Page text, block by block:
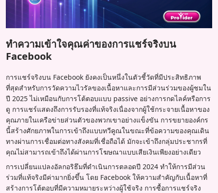
ทำความเข้าใจคุณค่าของการแชร์จริงบน
Facebook
การแชร์จริงบน Facebook ยังคงเป็นหนึ่งในตัวชี้วัดที่มีประสิทธิภาพ
ที่สุดสำหรับการวัดความไวรัลของเนื้อหาและการมีส่วนร่วมของผู้ชมใน
ปี 2025 ไม่เหมือนกับการโต้ตอบแบบ passive อย่างการกดไลค์หรือการ
ดู การแชร์แสดงถึงการรับรองที่แท้จริงเนื่องจากผู้ใช้กระจายเนื้อหาของ
คุณภายในเครือข่ายส่วนตัวของพวกเขาอย่างแข็งขัน การขยายองค์กร
นี้สร้างศักยภาพในการเข้าถึงแบบทวีคูณในขณะที่ข้อความของคุณเดิน
ทางผ่านการเชื่อมต่อทางสังคมที่เชื่อถือได้ มักจะเข้าถึงกลุ่มประชากรที่
คุณไม่สามารถเข้าถึงได้ผ่านการโฆษณาแบบเสียเงินเพียงอย่างเดียว
การเปลี่ยนแปลงอัลกอริธึมที่ดำเนินการตลอดปี 2024 ทำให้การมีส่วน
ร่วมที่แท้จริงมีค่ามากยิ่งขึ้น โดย Facebook ให้ความสำคัญกับเนื้อหาที่
สร้างการโต้ตอบที่มีความหมายระหว่างผู้ใช้จริง การซื้อการแชร์จริง